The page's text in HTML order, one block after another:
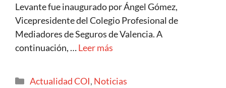
Levante fue inaugurado por Ángel Gómez,
Vicepresidente del Colegio Profesional de
Mediadores de Seguros de Valencia. A
continuación, …Leer más
Actualidad COI, Noticias